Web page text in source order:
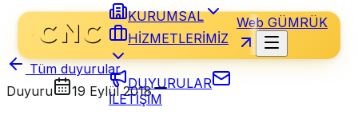
KURUMSAL
HİZMETLERİMİZ
DUYURULAR
İLETİŞİM
Web GÜMRÜK
Tüm duyurular
Duyuru
19 Eylül 2018